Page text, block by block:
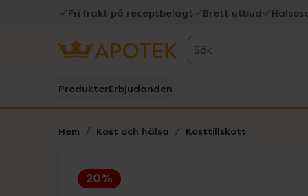
Fri frakt på receptbelagt Brett utbud
Sök
ProdukterErbjudanden
Hem Kost och hälsa Kosttillskott
20%